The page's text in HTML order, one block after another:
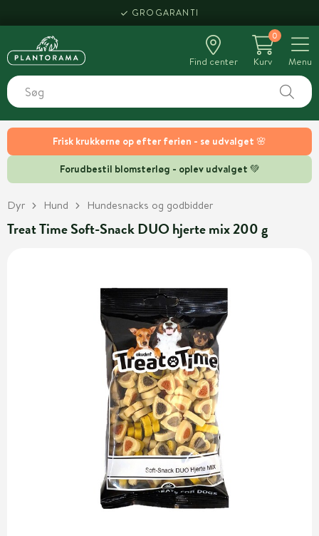
Frisk krukkerne op efter ferien - se udvalget 🌸
Forudbestil blomsterløg - oplev udvalget 💚
GROGARANTI
Find center
0
Kurv
Menu
Dyr Hund Hundesnacks og godbidder
Treat Time Soft-Snack DUO hjerte mix 200 g